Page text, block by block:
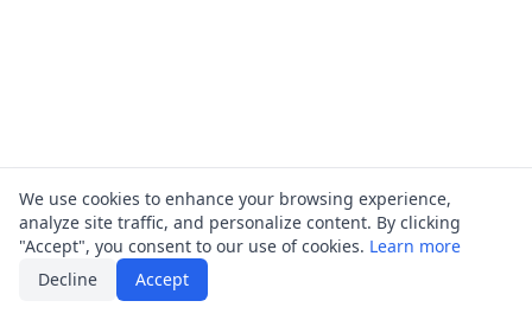
We use cookies to enhance your browsing experience,
analyze site traffic, and personalize content. By clicking
"Accept", you consent to our use of cookies. Learn more
Decline
Accept